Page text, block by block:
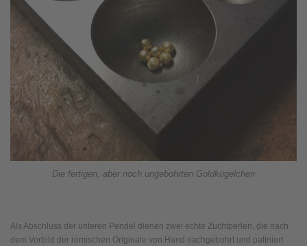
Die fertigen, aber noch ungebohrten Goldkügelchen
Als Abschluss der unteren Pendel dienen zwei echte Zuchtperlen, die nach
dem Vorbild der römischen Originale von Hand nachgebohrt und patiniert